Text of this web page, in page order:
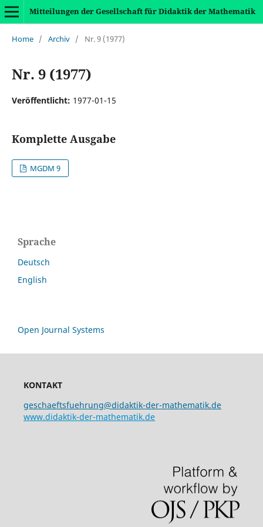
Mitteilungen der Gesellschaft für Didaktik der Mathematik
Home / Archiv / Nr. 9 (1977)
Nr. 9 (1977)
Veröffentlicht: 1977-01-15
Komplette Ausgabe
MGDM 9
Sprache
Deutsch
English
Open Journal Systems
KONTAKT
geschaeftsfuehrung@didaktik-der-mathematik.de
www.didaktik-der-mathematik.de